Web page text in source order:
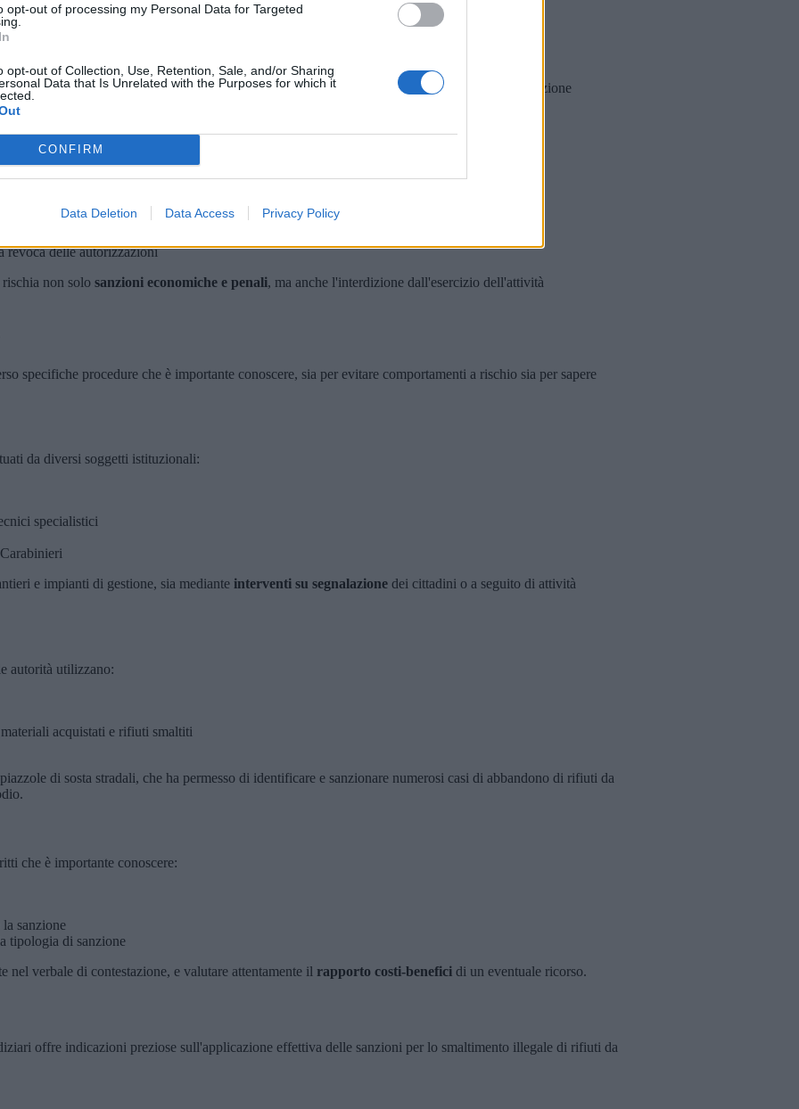
opt-out of processing my Personal Data for Targeted
opt-out of Collection, Use, Retention, Sale, and/or Sharing
Data that Is Unrelated with the Purposes for which it
CONFIRM
Data Deletion Data Access Privacy Policy
misure penali
rifiuti e i registri di carico e scarico, la cui mancanza rappresenta già di per sé un'infrazione
a:
Ambientali)
revoca delle autorizzazioni
non solo sanzioni economiche e penali, ma anche l'interdizione dall'esercizio dell'attività
specifiche procedure che è importante conoscere, sia per evitare comportamenti a rischio sia per sapere
da diversi soggetti istituzionali:
specialistici
e impianti di gestione, sia mediante interventi su segnalazione dei cittadini o a seguito di attività
autorità utilizzano:
acquistati e rifiuti smaltiti
di sosta stradali, che ha permesso di identificare e sanzionare numerosi casi di abbandono di rifiuti da
che è importante conoscere:
la sanzione
tipologia di sanzione
nel verbale di contestazione, e valutare attentamente il rapporto costi-benefici di un eventuale ricorso.
offre indicazioni preziose sull'applicazione effettiva delle sanzioni per lo smaltimento illegale di rifiuti da